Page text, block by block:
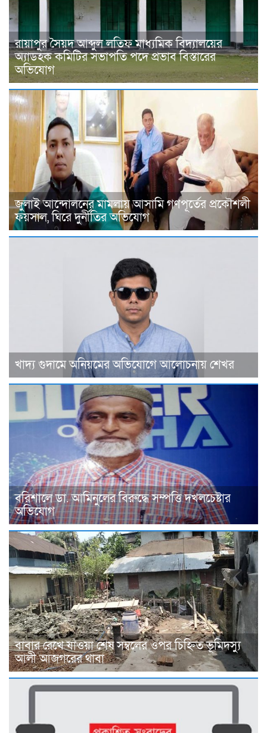
রায়াপুর সৈয়দ আব্দুল লতিফ মাধ্যমিক বিদ্যালয়ের
অ্যাডহক কমিটির সভাপতি পদে প্রভাব বিস্তারের
অভিযোগ
জুলাই আন্দোলনের মামলায় আসামি গণপূর্তের প্রকৌশলী
ফয়সাল, ঘিরে দুর্নীতির অভিযোগ
খাদ্য গুদামে অনিয়মের অভিযোগে আলোচনায় শেখর
বরিশালে ডা. আমিনুলের বিরুদ্ধে সম্পত্তি দখলচেষ্টার
অভিযোগ
বাবার রেখে যাওয়া শেষ সম্বলের ওপর চিহ্নিত ভূমিদস্যু
আলী আজগরের থাবা